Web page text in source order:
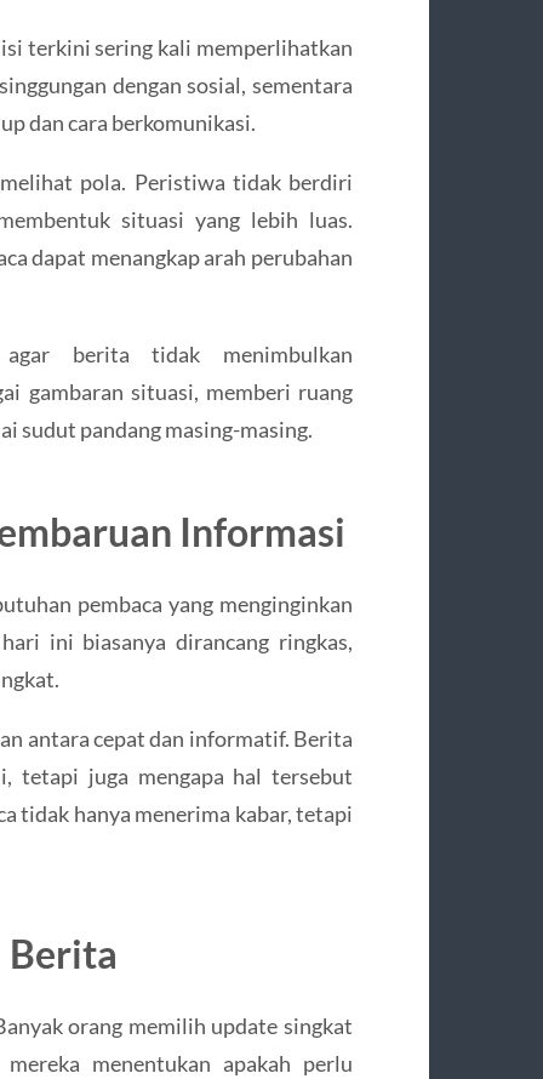
terkini sering kali memperlihatkan
dengan sosial, sementara
dan cara berkomunikasi.
pola. Peristiwa tidak berdiri
situasi yang lebih luas.
dapat menangkap arah perubahan
berita tidak menimbulkan
gambaran situasi, memberi ruang
sudut pandang masing-masing.
Informasi
pembaca yang menginginkan
ini biasanya dirancang ringkas,
antara cepat dan informatif. Berita
tetapi juga mengapa hal tersebut
tidak hanya menerima kabar, tetapi
Berita
orang memilih update singkat
menentukan apakah perlu